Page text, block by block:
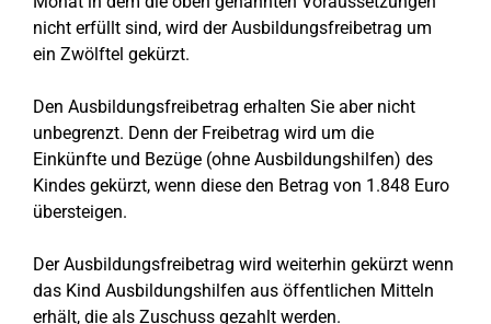
nicht erfüllt sind, wird der Ausbildungsfreibetrag um
ein Zwölftel gekürzt.
Den Ausbildungsfreibetrag erhalten Sie aber nicht
unbegrenzt. Denn der Freibetrag wird um die
Einkünfte und Bezüge (ohne Ausbildungshilfen) des
Kindes gekürzt, wenn diese den Betrag von 1.848 Euro
übersteigen.
Der Ausbildungsfreibetrag wird weiterhin gekürzt wenn
das Kind Ausbildungshilfen aus öffentlichen Mitteln
erhält, die als Zuschuss gezahlt werden.